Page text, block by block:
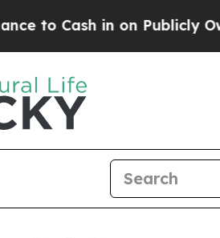
in on Publicly Owned oil